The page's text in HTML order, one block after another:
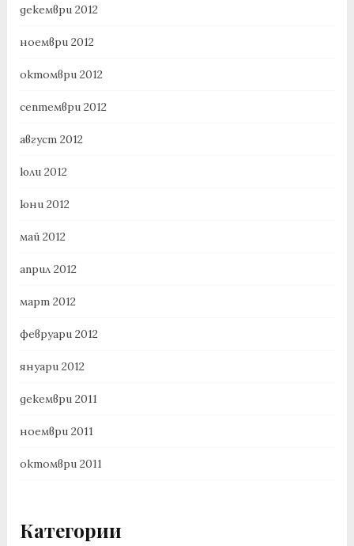
декември 2012
ноември 2012
октомври 2012
септември 2012
август 2012
юли 2012
юни 2012
май 2012
април 2012
март 2012
февруари 2012
януари 2012
декември 2011
ноември 2011
октомври 2011
Категории